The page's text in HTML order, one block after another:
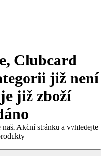
Clubcard
již není
již zboží
Akční stránku a vyhledejte